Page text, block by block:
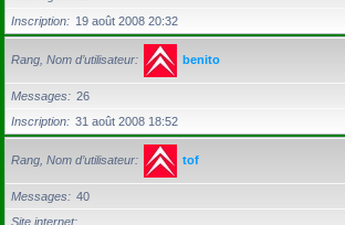
Inscription
19 août 2008 20:32
Rang, Nom d’utilisateur benito
Messages
26
Inscription
31 août 2008 18:52
Rang, Nom d’utilisateur tof
Messages
40
Site internet